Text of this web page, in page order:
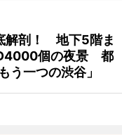
解剖！ 地下5階ま
個の夜景 都
う一つの渋谷」